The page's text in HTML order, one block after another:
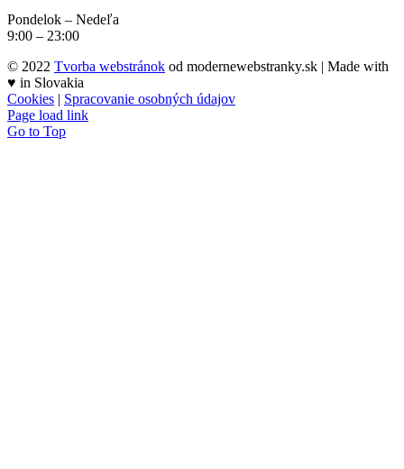
Pondelok – Nedeľa
9:00 – 23:00
© 2022 Tvorba webstránok od modernewebstranky.sk | Made with
♥ in Slovakia
Cookies | Spracovanie osobných údajov
Page load link
Go to Top